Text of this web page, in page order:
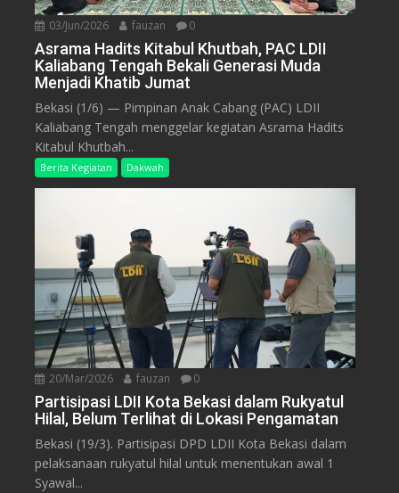
03/Jun/2026 fauzan 0
Asrama Hadits Kitabul Khutbah, PAC LDII
Kaliabang Tengah Bekali Generasi Muda
Menjadi Khatib Jumat
Bekasi (1/6) — Pimpinan Anak Cabang (PAC) LDII
Kaliabang Tengah menggelar kegiatan Asrama Hadits
Kitabul Khutbah...
Berita Kegiatan Dakwah
20/Mar/2026 fauzan 0
Partisipasi LDII Kota Bekasi dalam Rukyatul
Hilal, Belum Terlihat di Lokasi Pengamatan
Bekasi (19/3). Partisipasi DPD LDII Kota Bekasi dalam
pelaksanaan rukyatul hilal untuk menentukan awal 1
Syawal...